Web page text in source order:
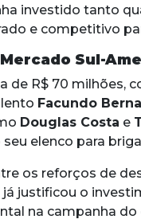
investido tanto
e competitivo
Sul-
de R$ 70 milhões,
Facundo Bernal
Douglas Costa e
elenco para
os reforços de
justificou o
na campanha do